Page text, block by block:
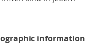
information